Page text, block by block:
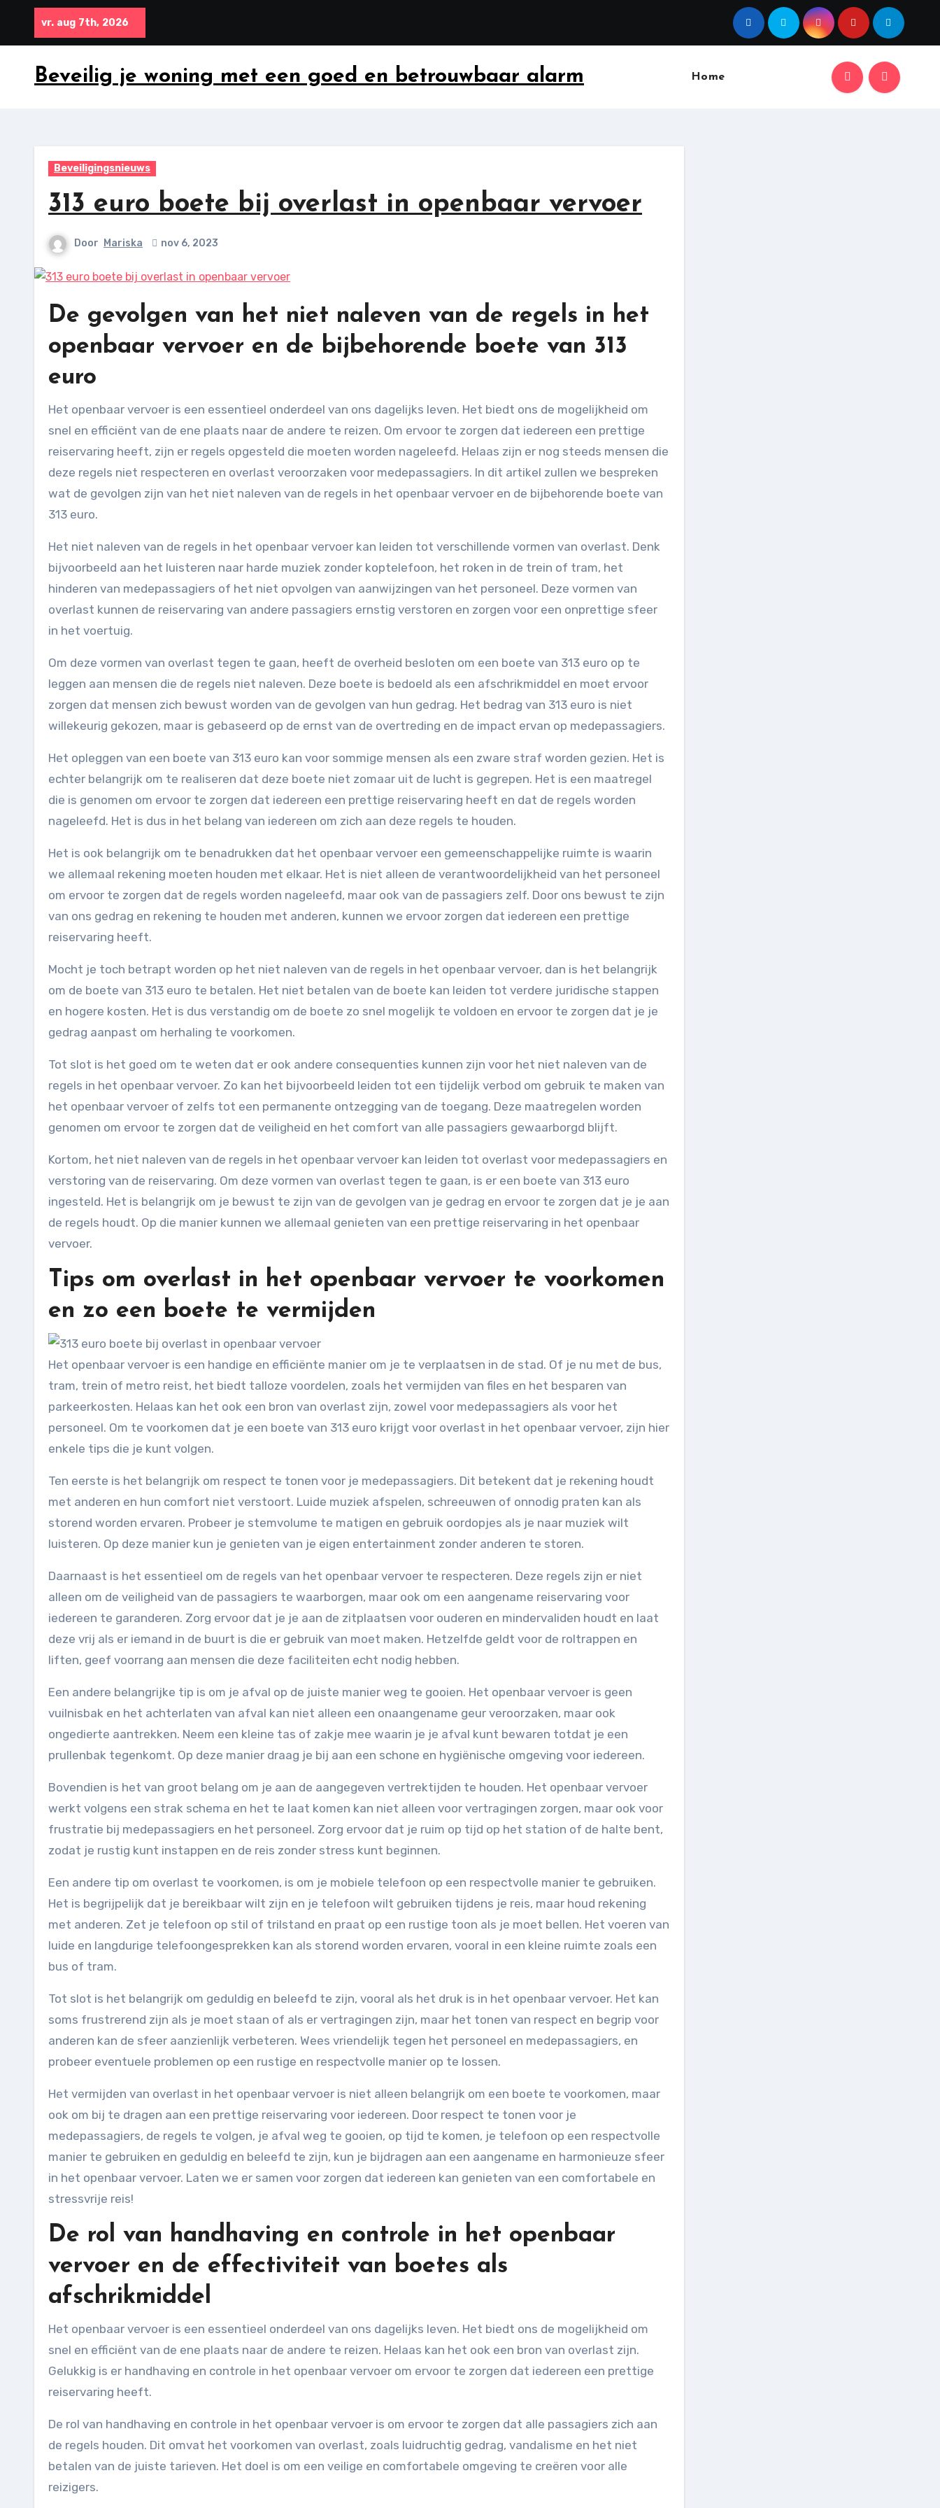
inhoud
vr. aug 7th, 2026
Beveilig je woning met een goed en betrouwbaar alarm Home
Beveiligingsnieuws
313 euro boete bij overlast in openbaar vervoer
Door Mariska nov 6, 2023
De gevolgen van het niet naleven van de regels in het
openbaar vervoer en de bijbehorende boete van 313
euro
Het openbaar vervoer is een essentieel onderdeel van ons dagelijks leven. Het biedt ons de mogelijkheid om
snel en efficiënt van de ene plaats naar de andere te reizen. Om ervoor te zorgen dat iedereen een prettige
reiservaring heeft, zijn er regels opgesteld die moeten worden nageleefd. Helaas zijn er nog steeds mensen die
deze regels niet respecteren en overlast veroorzaken voor medepassagiers. In dit artikel zullen we bespreken
wat de gevolgen zijn van het niet naleven van de regels in het openbaar vervoer en de bijbehorende boete van
313 euro.
Het niet naleven van de regels in het openbaar vervoer kan leiden tot verschillende vormen van overlast. Denk
bijvoorbeeld aan het luisteren naar harde muziek zonder koptelefoon, het roken in de trein of tram, het
hinderen van medepassagiers of het niet opvolgen van aanwijzingen van het personeel. Deze vormen van
overlast kunnen de reiservaring van andere passagiers ernstig verstoren en zorgen voor een onprettige sfeer
in het voertuig.
Om deze vormen van overlast tegen te gaan, heeft de overheid besloten om een boete van 313 euro op te
leggen aan mensen die de regels niet naleven. Deze boete is bedoeld als een afschrikmiddel en moet ervoor
zorgen dat mensen zich bewust worden van de gevolgen van hun gedrag. Het bedrag van 313 euro is niet
willekeurig gekozen, maar is gebaseerd op de ernst van de overtreding en de impact ervan op medepassagiers.
Het opleggen van een boete van 313 euro kan voor sommige mensen als een zware straf worden gezien. Het is
echter belangrijk om te realiseren dat deze boete niet zomaar uit de lucht is gegrepen. Het is een maatregel
die is genomen om ervoor te zorgen dat iedereen een prettige reiservaring heeft en dat de regels worden
nageleefd. Het is dus in het belang van iedereen om zich aan deze regels te houden.
Het is ook belangrijk om te benadrukken dat het openbaar vervoer een gemeenschappelijke ruimte is waarin
we allemaal rekening moeten houden met elkaar. Het is niet alleen de verantwoordelijkheid van het personeel
om ervoor te zorgen dat de regels worden nageleefd, maar ook van de passagiers zelf. Door ons bewust te zijn
van ons gedrag en rekening te houden met anderen, kunnen we ervoor zorgen dat iedereen een prettige
reiservaring heeft.
Mocht je toch betrapt worden op het niet naleven van de regels in het openbaar vervoer, dan is het belangrijk
om de boete van 313 euro te betalen. Het niet betalen van de boete kan leiden tot verdere juridische stappen
en hogere kosten. Het is dus verstandig om de boete zo snel mogelijk te voldoen en ervoor te zorgen dat je je
gedrag aanpast om herhaling te voorkomen.
Tot slot is het goed om te weten dat er ook andere consequenties kunnen zijn voor het niet naleven van de
regels in het openbaar vervoer. Zo kan het bijvoorbeeld leiden tot een tijdelijk verbod om gebruik te maken van
het openbaar vervoer of zelfs tot een permanente ontzegging van de toegang. Deze maatregelen worden
genomen om ervoor te zorgen dat de veiligheid en het comfort van alle passagiers gewaarborgd blijft.
Kortom, het niet naleven van de regels in het openbaar vervoer kan leiden tot overlast voor medepassagiers en
verstoring van de reiservaring. Om deze vormen van overlast tegen te gaan, is er een boete van 313 euro
ingesteld. Het is belangrijk om je bewust te zijn van de gevolgen van je gedrag en ervoor te zorgen dat je je aan
de regels houdt. Op die manier kunnen we allemaal genieten van een prettige reiservaring in het openbaar
vervoer.
Tips om overlast in het openbaar vervoer te voorkomen
en zo een boete te vermijden
Het openbaar vervoer is een handige en efficiënte manier om je te verplaatsen in de stad. Of je nu met de bus,
tram, trein of metro reist, het biedt talloze voordelen, zoals het vermijden van files en het besparen van
parkeerkosten. Helaas kan het ook een bron van overlast zijn, zowel voor medepassagiers als voor het
personeel. Om te voorkomen dat je een boete van 313 euro krijgt voor overlast in het openbaar vervoer, zijn hier
enkele tips die je kunt volgen.
Ten eerste is het belangrijk om respect te tonen voor je medepassagiers. Dit betekent dat je rekening houdt
met anderen en hun comfort niet verstoort. Luide muziek afspelen, schreeuwen of onnodig praten kan als
storend worden ervaren. Probeer je stemvolume te matigen en gebruik oordopjes als je naar muziek wilt
luisteren. Op deze manier kun je genieten van je eigen entertainment zonder anderen te storen.
Daarnaast is het essentieel om de regels van het openbaar vervoer te respecteren. Deze regels zijn er niet
alleen om de veiligheid van de passagiers te waarborgen, maar ook om een aangename reiservaring voor
iedereen te garanderen. Zorg ervoor dat je je aan de zitplaatsen voor ouderen en mindervaliden houdt en laat
deze vrij als er iemand in de buurt is die er gebruik van moet maken. Hetzelfde geldt voor de roltrappen en
liften, geef voorrang aan mensen die deze faciliteiten echt nodig hebben.
Een andere belangrijke tip is om je afval op de juiste manier weg te gooien. Het openbaar vervoer is geen
vuilnisbak en het achterlaten van afval kan niet alleen een onaangename geur veroorzaken, maar ook
ongedierte aantrekken. Neem een kleine tas of zakje mee waarin je je afval kunt bewaren totdat je een
prullenbak tegenkomt. Op deze manier draag je bij aan een schone en hygiënische omgeving voor iedereen.
Bovendien is het van groot belang om je aan de aangegeven vertrektijden te houden. Het openbaar vervoer
werkt volgens een strak schema en het te laat komen kan niet alleen voor vertragingen zorgen, maar ook voor
frustratie bij medepassagiers en het personeel. Zorg ervoor dat je ruim op tijd op het station of de halte bent,
zodat je rustig kunt instappen en de reis zonder stress kunt beginnen.
Een andere tip om overlast te voorkomen, is om je mobiele telefoon op een respectvolle manier te gebruiken.
Het is begrijpelijk dat je bereikbaar wilt zijn en je telefoon wilt gebruiken tijdens je reis, maar houd rekening
met anderen. Zet je telefoon op stil of trilstand en praat op een rustige toon als je moet bellen. Het voeren van
luide en langdurige telefoongesprekken kan als storend worden ervaren, vooral in een kleine ruimte zoals een
bus of tram.
Tot slot is het belangrijk om geduldig en beleefd te zijn, vooral als het druk is in het openbaar vervoer. Het kan
soms frustrerend zijn als je moet staan of als er vertragingen zijn, maar het tonen van respect en begrip voor
anderen kan de sfeer aanzienlijk verbeteren. Wees vriendelijk tegen het personeel en medepassagiers, en
probeer eventuele problemen op een rustige en respectvolle manier op te lossen.
Het vermijden van overlast in het openbaar vervoer is niet alleen belangrijk om een boete te voorkomen, maar
ook om bij te dragen aan een prettige reiservaring voor iedereen. Door respect te tonen voor je
medepassagiers, de regels te volgen, je afval weg te gooien, op tijd te komen, je telefoon op een respectvolle
manier te gebruiken en geduldig en beleefd te zijn, kun je bijdragen aan een aangename en harmonieuze sfeer
in het openbaar vervoer. Laten we er samen voor zorgen dat iedereen kan genieten van een comfortabele en
stressvrije reis!
De rol van handhaving en controle in het openbaar
vervoer en de effectiviteit van boetes als
afschrikmiddel
Het openbaar vervoer is een essentieel onderdeel van ons dagelijks leven. Het biedt ons de mogelijkheid om
snel en efficiënt van de ene plaats naar de andere te reizen. Helaas kan het ook een bron van overlast zijn.
Gelukkig is er handhaving en controle in het openbaar vervoer om ervoor te zorgen dat iedereen een prettige
reiservaring heeft.
De rol van handhaving en controle in het openbaar vervoer is om ervoor te zorgen dat alle passagiers zich aan
de regels houden. Dit omvat het voorkomen van overlast, zoals luidruchtig gedrag, vandalisme en het niet
betalen van de juiste tarieven. Het doel is om een veilige en comfortabele omgeving te creëren voor alle
reizigers.